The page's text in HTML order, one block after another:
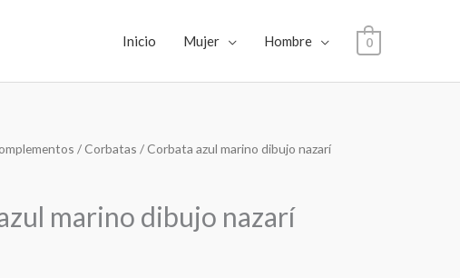
Inicio Mujer Hombre 0
/Corbatas / Corbata azul marino dibujo nazarí
marino dibujo nazarí